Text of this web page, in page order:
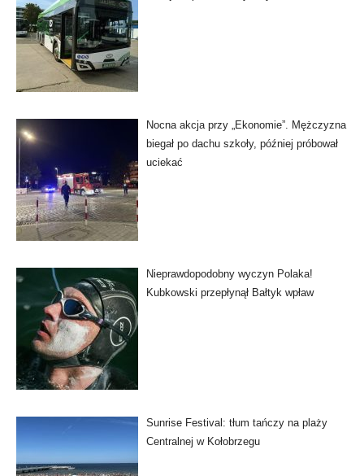
Nocna akcja przy „Ekonomie”. Mężczyzna
biegał po dachu szkoły, później próbował
uciekać
Nieprawdopodobny wyczyn Polaka!
Kubkowski przepłynął Bałtyk wpław
Sunrise Festival: tłum tańczy na plaży
Centralnej w Kołobrzegu